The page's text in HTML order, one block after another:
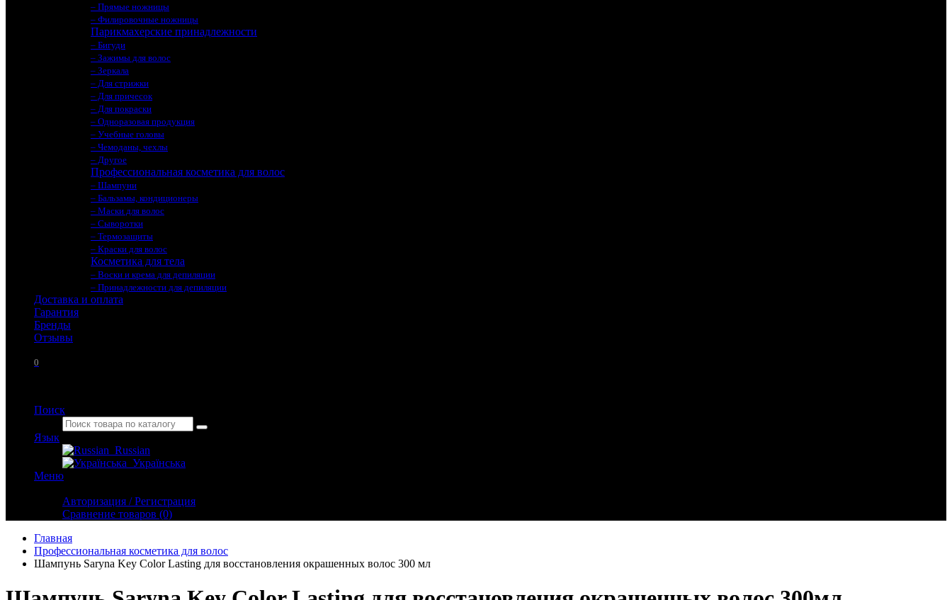
– Прямые ножницы
– Филировочные ножницы
Парикмахерские принадлежности
– Бигуди
– Зажимы для волос
– Зеркала
– Для стрижки
– Для причесок
– Для покраски
– Одноразовая продукция
– Учебные головы
– Чемоданы, чехлы
– Другое
Профессиональная косметика для волос
– Шампуни
– Бальзамы, кондиционеры
– Маски для волос
– Сыворотки
– Термозащиты
– Краски для волос
Косметика для тела
– Воски и крема для депиляции
– Принадлежности для депиляции
Доставка и оплата
Гарантия
Бренды
Отзывы
0
Поиск
Язык
Russian
Українська
Меню
Авторизация / Регистрация
Сравнение товаров (0)
Главная
Профессиональная косметика для волос
Шампунь Saryna Key Color Lasting для восстановления окрашенных волос 300 мл